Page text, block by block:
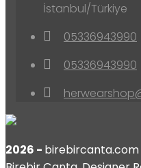
İstanbul/Türkiye
05336943990
05336943990
2026 - birebircanta.com